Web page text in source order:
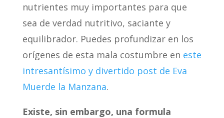
nutrientes muy importantes para que
sea de verdad nutritivo, saciante y
equilibrador. Puedes profundizar en los
orígenes de esta mala costumbre en este
intresantísimo y divertido post de Eva
Muerde la Manzana.
Existe, sin embargo, una formula